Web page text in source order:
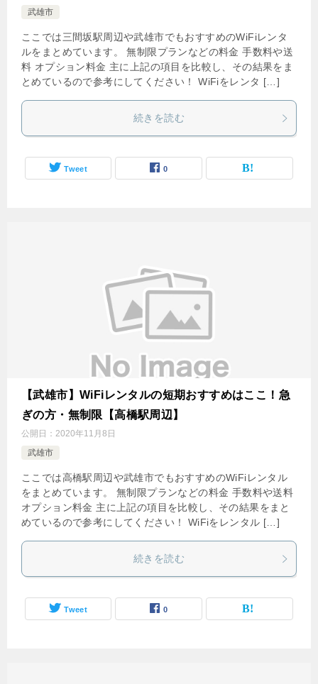
武雄市
ここでは三間坂駅周辺や武雄市でもおすすめのWiFiレンタ
ルをまとめています。 無制限プランなどの料金 手数料や送
料 オプション料金 主に上記の項目を比較し、その結果をま
とめているので参考にしてください！ WiFiをレンタ […]
続きを読む
Tweet 0
【武雄市】WiFiレンタルの短期おすすめはここ！急
ぎの方・無制限【高橋駅周辺】
公開日： 2020年11月8日
武雄市
ここでは高橋駅周辺や武雄市でもおすすめのWiFiレンタル
をまとめています。 無制限プランなどの料金 手数料や送料
オプション料金 主に上記の項目を比較し、その結果をまと
めているので参考にしてください！ WiFiをレンタル […]
続きを読む
Tweet 0